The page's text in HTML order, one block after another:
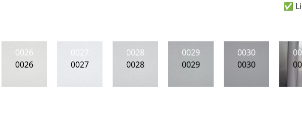
✅
0026
0026
0027
0027
0028
0028
0029
0029
0030
0030